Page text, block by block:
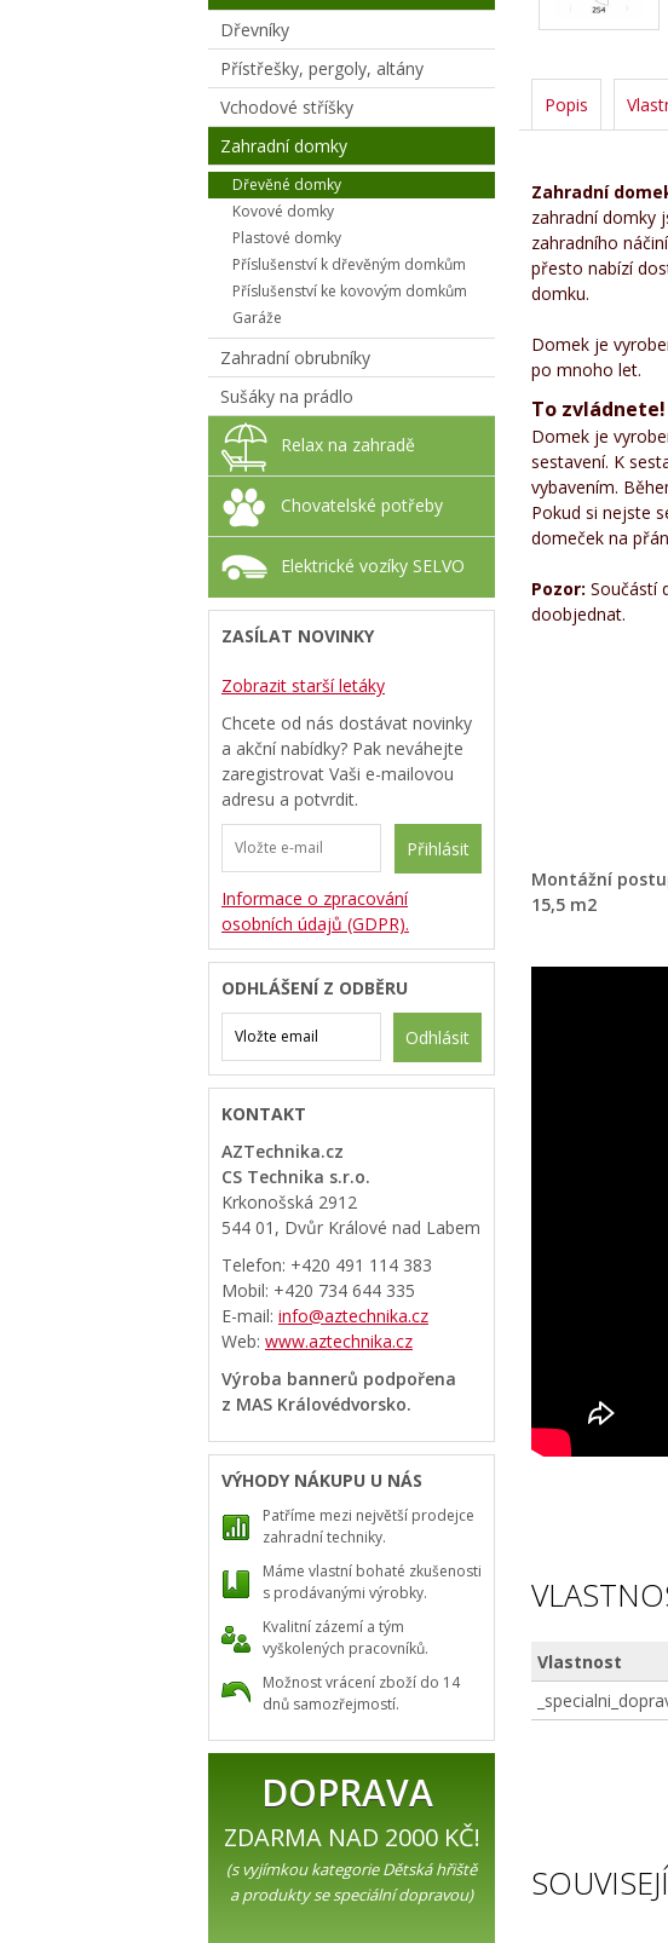
Popis
Zahradní
zahradní domky
zahradního
přesto nabízí
domku.
Domek je
po mnoho let.
Domek je
sestavení. K
vybavením.
Pokud si nejste
domeček na
Pozor: Součástí
doobjednat.
Montážní
15,5 m2
Vlastnost
Dřevníky
Přístřešky, pergoly, altány
Vchodové stříšky
Zahradní domky
Dřevěné domky
Kovové domky
Plastové domky
Příslušenství k dřevěným domkům
Příslušenství ke kovovým domkům
Garáže
Zahradní obrubníky
Sušáky na prádlo
Relax na zahradě
Chovatelské potřeby
Elektrické vozíky SELVO
ZASÍLAT NOVINKY
Zobrazit starší letáky
Chcete od nás dostávat novinky
a akční nabídky? Pak neváhejte
zaregistrovat Vaši e-mailovou
adresu a potvrdit.
Přihlásit
Informace o zpracování
osobních údajů (GDPR).
ODHLÁŠENÍ Z ODBĚRU
Odhlásit
KONTAKT
AZTechnika.cz
CS Technika s.r.o.
Krkonošská 2912
544 01, Dvůr Králové nad Labem
Telefon: +420 491 114 383
Mobil: +420 734 644 335
E-mail: info@aztechnika.cz
Web: www.aztechnika.cz
Výroba bannerů podpořena
z MAS Královédvorsko.
VÝHODY NÁKUPU U NÁS
Patříme mezi největší prodejce
zahradní techniky.
Máme vlastní bohaté zkušenosti
s prodávanými výrobky.
Kvalitní zázemí a tým
vyškolených pracovníků.
Možnost vrácení zboží do 14
dnů samozřejmostí.
DOPRAVA
ZDARMA NAD 2000 KČ!
(s vyjímkou kategorie Dětská hřiště
a produkty se speciální dopravou)